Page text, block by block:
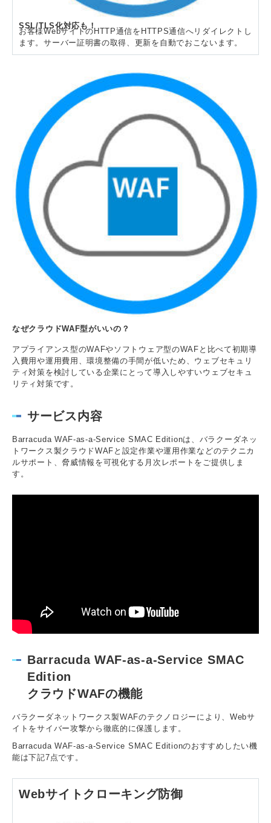
SSL/TLS化対応も！
お客様WebサイトのHTTP通信をHTTPS通信へリダイレクトし
ます。サーバー証明書の取得、更新を自動でおこないます。
なぜクラウドWAF型がいいの？
アプライアンス型のWAFやソフトウェア型のWAFと比べて初期導
入費用や運用費用、環境整備の手間が低いため、ウェブセキュリ
ティ対策を検討している企業にとって導入しやすいウェブセキュ
リティ対策です。
サービス内容
Barracuda WAF-as-a-Service SMAC Editionは、バラクーダネッ
トワークス製クラウドWAFと設定作業や運用作業などのテクニカ
ルサポート、脅威情報を可視化する月次レポートをご提供しま
す。
Barracuda WAF-as-a-Service SMAC
Edition
クラウドWAFの機能
バラクーダネットワークス製WAFのテクノロジーにより、Webサ
イトをサイバー攻撃から徹底的に保護します。
Barracuda WAF-as-a-Service SMAC Editionのおすすめしたい機
能は下記7点です。
Webサイトクローキング防御